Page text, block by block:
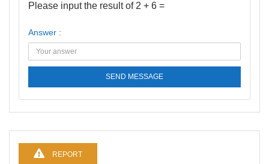
Please input the result of 2 + 6 =
Answer :
SEND MESSAGE
REPORT